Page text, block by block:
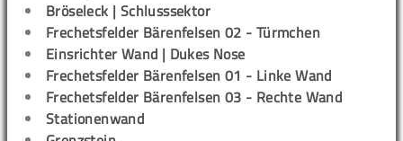
Bröseleck | Schlusssektor
Frechetsfelder Bärenfelsen 02 - Türmchen
Einsrichter Wand | Dukes Nose
Frechetsfelder Bärenfelsen 01 - Linke Wand
Frechetsfelder Bärenfelsen 03 - Rechte Wand
Stationenwand